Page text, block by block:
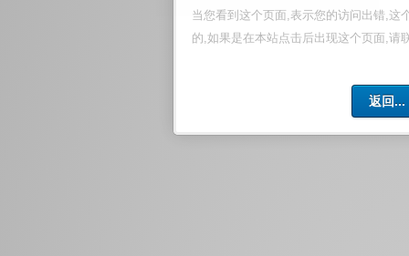
当您看到这个页面,表示您的访问出错,这
的,如果是在本站点击后出现这个页面,请
返回...